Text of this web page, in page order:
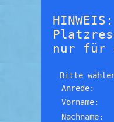
nur für
Bitte
Anrede:
Vorname:
Nachname: